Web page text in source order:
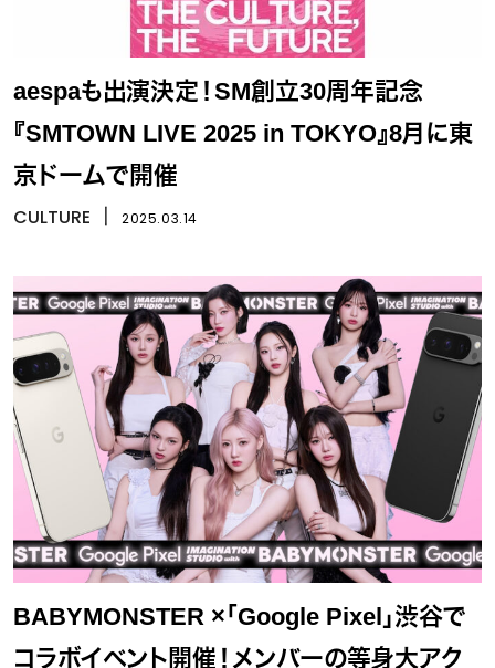
aespaも出演決定！SM創立30周年記念
『SMTOWN LIVE 2025 in TOKYO』8月に東
京ドームで開催
CULTURE 2025.03.14
BABYMONSTER ×「Google Pixel」渋谷で
コラボイベント開催！メンバーの等身大アク